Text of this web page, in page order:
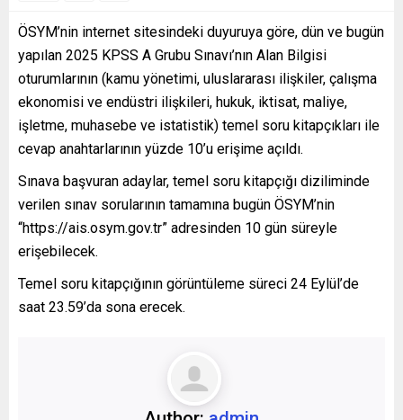
ÖSYM’nin internet sitesindeki duyuruya göre, dün ve bugün
yapılan 2025 KPSS A Grubu Sınavı’nın Alan Bilgisi
oturumlarının (kamu yönetimi, uluslararası ilişkiler, çalışma
ekonomisi ve endüstri ilişkileri, hukuk, iktisat, maliye,
işletme, muhasebe ve istatistik) temel soru kitapçıkları ile
cevap anahtarlarının yüzde 10’u erişime açıldı.
Sınava başvuran adaylar, temel soru kitapçığı diziliminde
verilen sınav sorularının tamamına bugün ÖSYM’nin
“https://ais.osym.gov.tr” adresinden 10 gün süreyle
erişebilecek.
Temel soru kitapçığının görüntüleme süreci 24 Eylül’de
saat 23.59’da sona erecek.